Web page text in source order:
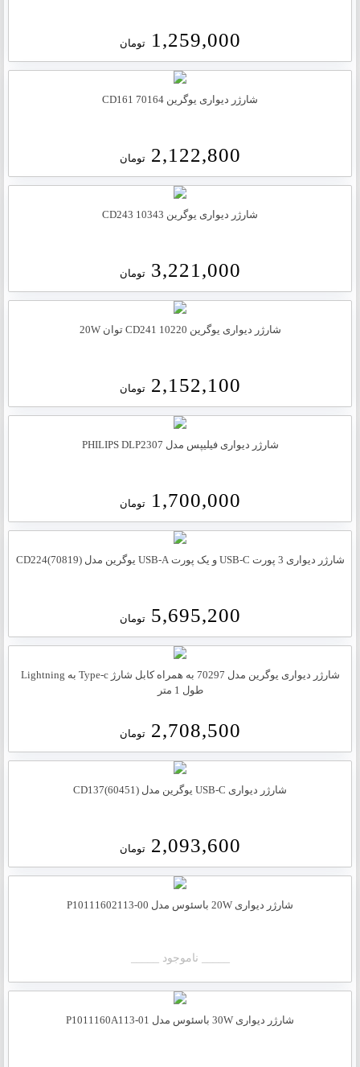
1,259,000 تومان
شارژر دیواری یوگرین 70164 CD161
2,122,800 تومان
شارژر دیواری یوگرین 10343 CD243
3,221,000 تومان
شارژر دیواری یوگرین 10220 CD241 توان 20W
2,152,100 تومان
شارژر دیواری فیلیپس مدل PHILIPS DLP2307
1,700,000 تومان
شارژر دیواری 3 پورت USB-C و یک پورت USB-A یوگرین مدل CD224(70819)
5,695,200 تومان
شارژر دیواری یوگرین مدل 70297 به همراه کابل شارژ Type-c به Lightning
طول 1 متر
2,708,500 تومان
شارژر دیواری USB-C یوگرین مدل CD137(60451)
2,093,600 تومان
شارژر دیواری 20W باسئوس مدل P10111602113-00
_____ ناموجود _____
شارژر دیواری 30W باسئوس مدل P1011160A113-01